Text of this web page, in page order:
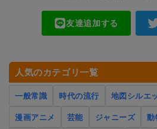
友達追加する
人気のカテゴリ一覧
一般常識 時代の流行 地図シルエ
漫画アニメ
芸能 ジャニーズ 動